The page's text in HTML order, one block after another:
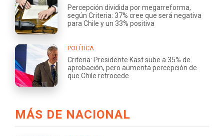
Percepción dividida por megarreforma,
según Criteria: 37% cree que será negativa
para Chile y un 33% positiva
POLÍTICA
Criteria: Presidente Kast sube a 35% de
aprobación, pero aumenta percepción de
que Chile retrocede
MÁS DE NACIONAL